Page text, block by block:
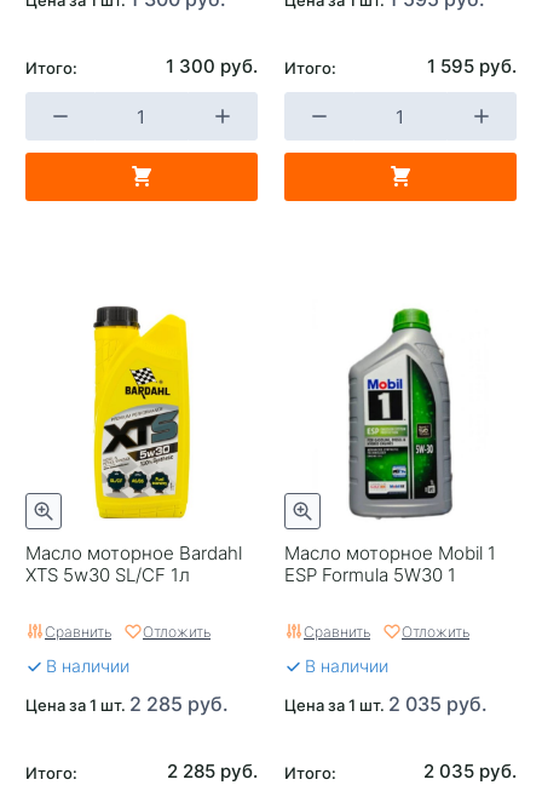
бензиновым двигателем
Страна изготовителя
Россия
Итого: 1 300 руб. Итого: 1 595 руб.
Масло моторное Bardahl
XTS 5w30 SL/CF 1л
Сравнить Отложить
В наличии
Цена за 1 шт. 2 285 руб.
Итого: 2 285 руб.
Масло моторное Mobil 1
ESP Formula 5W30 1
Сравнить Отложить
В наличии
Цена за 1 шт. 2 035 руб.
Итого: 2 035 руб.